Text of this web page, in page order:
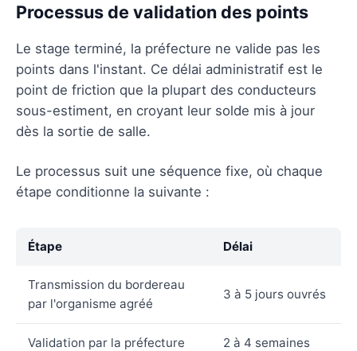
Processus de validation des points
Le stage terminé, la préfecture ne valide pas les
points dans l'instant. Ce délai administratif est le
point de friction que la plupart des conducteurs
sous-estiment, en croyant leur solde mis à jour
dès la sortie de salle.
Le processus suit une séquence fixe, où chaque
étape conditionne la suivante :
Étape Délai
Transmission du bordereau
par l'organisme agréé
3 à 5 jours ouvrés
Validation par la préfecture 2 à 4 semaines